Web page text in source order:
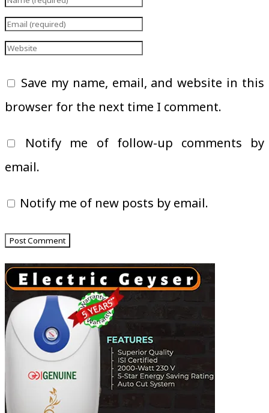
Save my name, email, and website in this
browser for the next time I comment.
Notify me of follow-up comments by
email.
Notify me of new posts by email.